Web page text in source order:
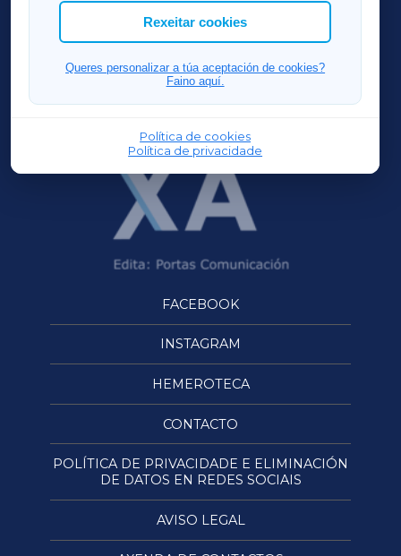
Rexeitar cookies
Queres personalizar a túa aceptación de cookies?
Faino aquí.
Política de cookies
Política de privacidade
ACORUÑAXA
FERROLXA
OURENSEXA
FACEBOOK
INSTAGRAM
HEMEROTECA
CONTACTO
POLÍTICA DE PRIVACIDADE E ELIMINACIÓN
DE DATOS EN REDES SOCIAIS
AVISO LEGAL